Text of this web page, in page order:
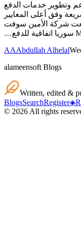
وتطوير خدمات الدفع
وفق أعلى المعايير
وقعت شركة الأمين سوفت
AAAbdullah Alhelal
alameensoft Blogs
Written, edited &
BlogsSearchRegister◈
© 2026 All rights